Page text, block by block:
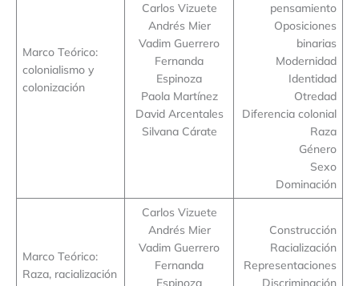
Marco Teórico:
colonialismo y
colonización
Carlos Vizuete
Andrés Mier
Vadim Guerrero
Fernanda
Espinoza
Paola Martínez
David Arcentales
Silvana Cárate
pensamiento
Oposiciones
binarias
Modernidad
Identidad
Otredad
Diferencia colonial
Raza
Género
Sexo
Dominación
Marco Teórico:
Raza, racialización
Carlos Vizuete
Andrés Mier
Vadim Guerrero
Fernanda
Espinoza
Construcción
Racialización
Representaciones
Discriminación